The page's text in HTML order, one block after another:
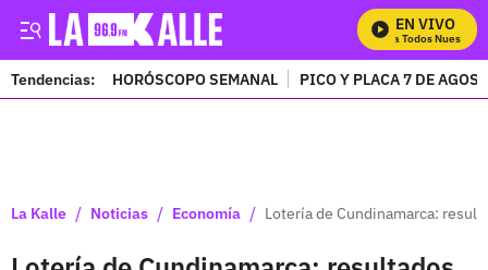
EN VIVO
Mira Todos Nuestros
Tendencias: HORÓSCOPO SEMANAL PICO Y PLACA 7 DE
La Kalle / Noticias / Economía / Lotería de Cundinamarca: